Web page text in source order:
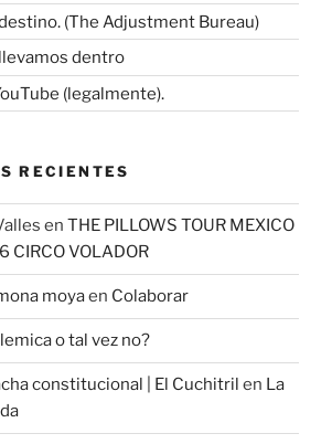
(The Adjustment Bureau)
dentro
(legalmente).
RECIENTES
en THE PILLOWS TOUR MEXICO
CIRCO VOLADOR
moyaen Colaborar
o tal vez no?
constitucional | El Cuchitril en La